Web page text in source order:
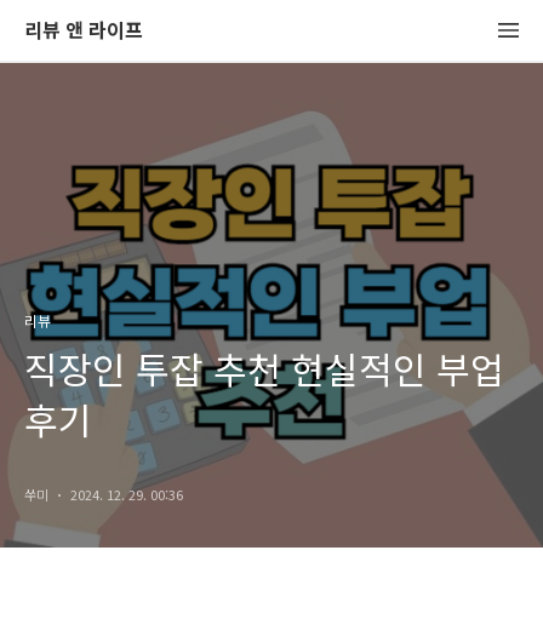
리뷰 앤 라이프
리뷰
직장인 투잡 추천 현실적인 부업
후기
쑤미 2024. 12. 29. 00:36